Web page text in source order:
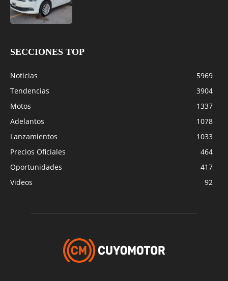
SECCIONES TOP
Noticias
5969
Tendencias
3904
Motos
1337
Adelantos
1078
Lanzamientos
1033
Precios Oficiales
464
Oportunidades
417
Videos
92